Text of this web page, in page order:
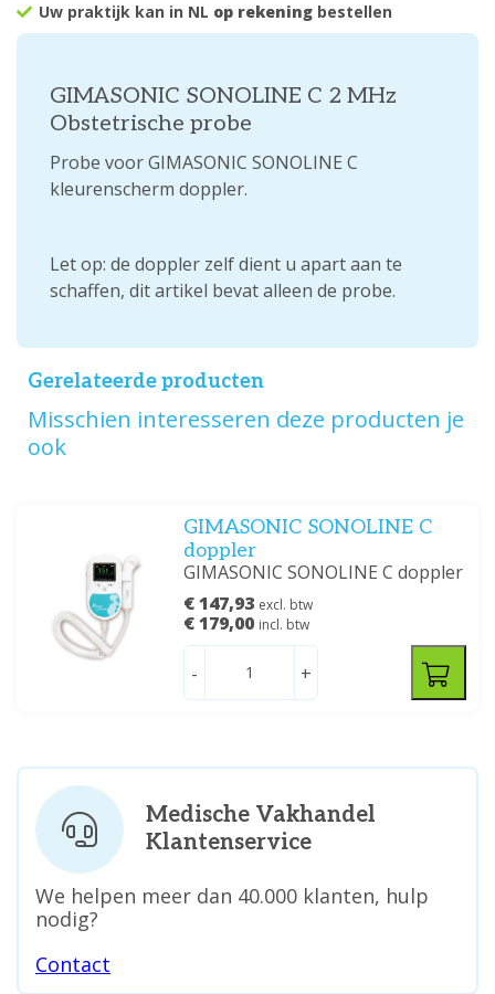
Uw praktijk kan in NL op rekening bestellen
GIMASONIC SONOLINE C 2 MHz
Obstetrische probe
Probe voor GIMASONIC SONOLINE C
kleurenscherm doppler.
Let op: de doppler zelf dient u apart aan te
schaffen, dit artikel bevat alleen de probe.
Gerelateerde producten
Misschien interesseren deze producten je
ook
GIMASONIC SONOLINE C
doppler
GIMASONIC SONOLINE C doppler
€ 147,93 excl. btw
€ 179,00 incl. btw
- +
Medische Vakhandel
Klantenservice
We helpen meer dan 40.000 klanten, hulp
nodig?
Contact